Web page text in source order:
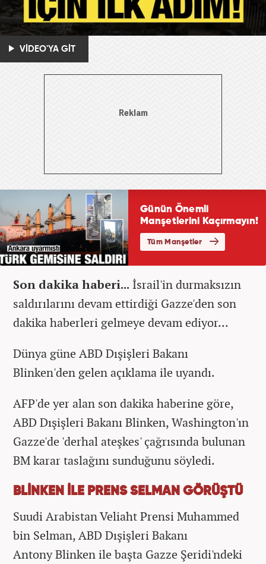
VİDEO'YA GİT
Son dakika haberi... İsrail'in durmaksızın
saldırılarını devam ettirdiği Gazze'den son
dakika haberleri gelmeye devam ediyor...
Dünya güne ABD Dışişleri Bakanı
Blinken'den gelen açıklama ile uyandı.
AFP'de yer alan son dakika haberine göre,
ABD Dışişleri Bakanı Blinken, Washington'ın
Gazze'de 'derhal ateşkes' çağrısında bulunan
BM karar taslağını sunduğunu söyledi.
BLİNKEN İLE PRENS SELMAN GÖRÜŞTÜ
Suudi Arabistan Veliaht Prensi Muhammed
bin Selman, ABD Dışişleri Bakanı
Antony Blinken ile başta Gazze Şeridi'ndeki